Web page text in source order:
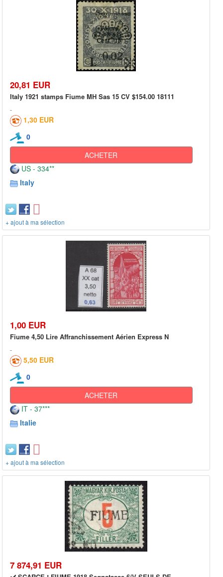
20,81 EUR
Italy 1921 stamps Fiume MH Sas 15 CV $154.00 18111
1,30 EUR
0
ACHETER
US - 334**
Italy
+ ajout à ma sélection
1,00 EUR
Fiume 4,50 Lire Affranchissement Aérien Express N
5,50 EUR
0
ACHETER
IT - 37***
Italie
+ ajout à ma sélection
7 874,91 EUR